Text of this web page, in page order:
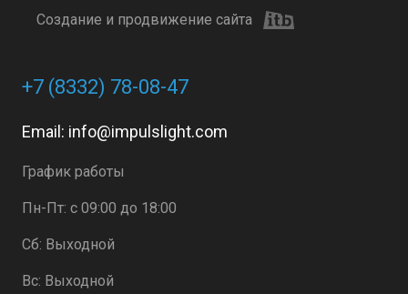
Создание и продвижение сайта
+7 (8332) 78-08-47
Email: info@impulslight.com
График работы
Пн-Пт: с 09:00 до 18:00
Сб: Выходной
Вс: Выходной